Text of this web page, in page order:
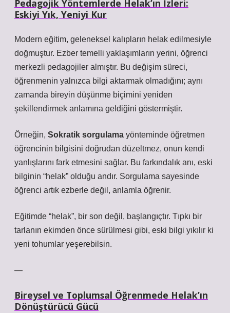
Pedagojik Yöntemlerde Helak’ın İzleri:
Eskiyi Yık, Yeniyi Kur
Modern eğitim, geleneksel kalıpların helak edilmesiyle
doğmuştur. Ezber temelli yaklaşımların yerini, öğrenci
merkezli pedagojiler almıştır. Bu değişim süreci,
öğrenmenin yalnızca bilgi aktarmak olmadığını; aynı
zamanda bireyin düşünme biçimini yeniden
şekillendirmek anlamına geldiğini göstermiştir.
Örneğin, Sokratik sorgulama yönteminde öğretmen
öğrencinin bilgisini doğrudan düzeltmez, onun kendi
yanlışlarını fark etmesini sağlar. Bu farkındalık anı, eski
bilginin “helak” olduğu andır. Sorgulama sayesinde
öğrenci artık ezberle değil, anlamla öğrenir.
Eğitimde “helak”, bir son değil, başlangıçtır. Tıpkı bir
tarlanın ekimden önce sürülmesi gibi, eski bilgi yıkılır ki
yeni tohumlar yeşerebilsin.
—
Bireysel ve Toplumsal Öğrenmede Helak’ın
Dönüştürücü Gücü